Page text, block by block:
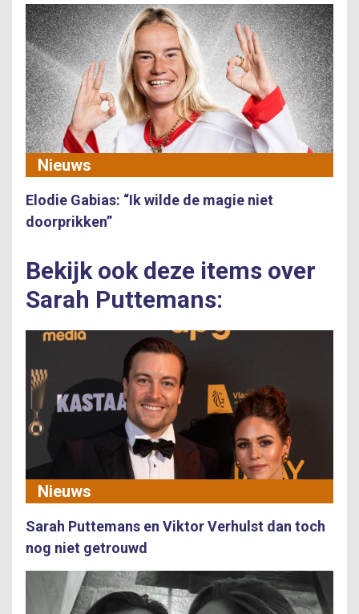
Nieuws
Elodie Gabias: “Ik wilde de magie niet
doorprikken”
Bekijk ook deze items over
Sarah Puttemans:
Nieuws
Sarah Puttemans en Viktor Verhulst dan toch
nog niet getrouwd